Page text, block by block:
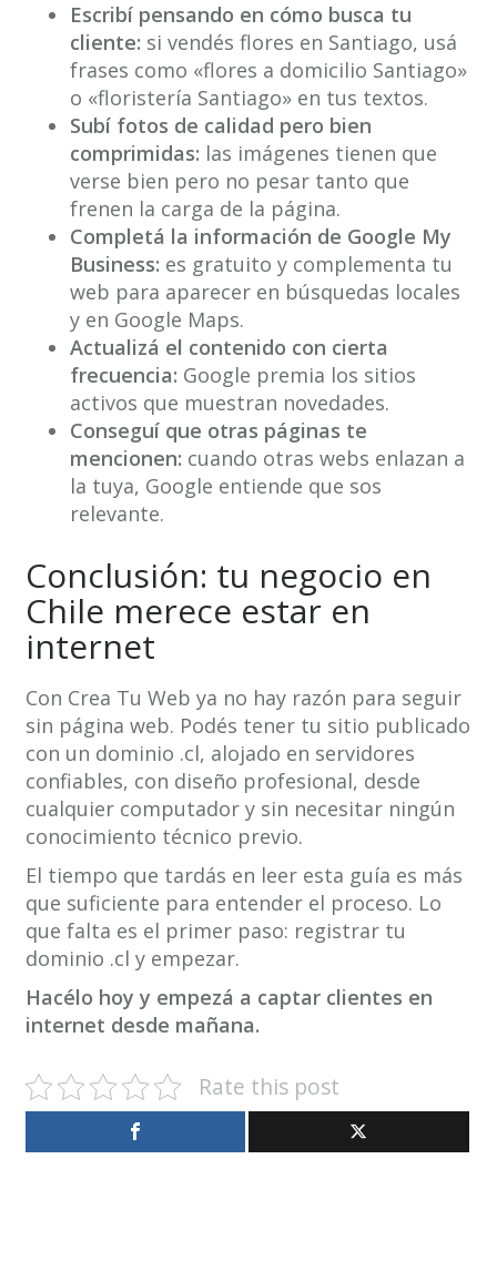
Escribí pensando en cómo busca tu
cliente: si vendés flores en Santiago, usá
frases como «flores a domicilio Santiago»
o «floristería Santiago» en tus textos.
Subí fotos de calidad pero bien
comprimidas: las imágenes tienen que
verse bien pero no pesar tanto que
frenen la carga de la página.
Completá la información de Google My
Business: es gratuito y complementa tu
web para aparecer en búsquedas locales
y en Google Maps.
Actualizá el contenido con cierta
frecuencia: Google premia los sitios
activos que muestran novedades.
Conseguí que otras páginas te
mencionen: cuando otras webs enlazan a
la tuya, Google entiende que sos
relevante.
Conclusión: tu negocio en
Chile merece estar en
internet
Con Crea Tu Web ya no hay razón para seguir
sin página web. Podés tener tu sitio publicado
con un dominio .cl, alojado en servidores
confiables, con diseño profesional, desde
cualquier computador y sin necesitar ningún
conocimiento técnico previo.
El tiempo que tardás en leer esta guía es más
que suficiente para entender el proceso. Lo
que falta es el primer paso: registrar tu
dominio .cl y empezar.
Hacélo hoy y empezá a captar clientes en
internet desde mañana.
Rate this post